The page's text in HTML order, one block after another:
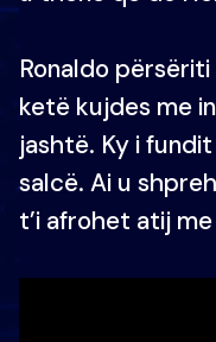
Ronaldo
ketë kujdes me
jashtë. Ky i
salcë. Ai u
t’i afrohet atij